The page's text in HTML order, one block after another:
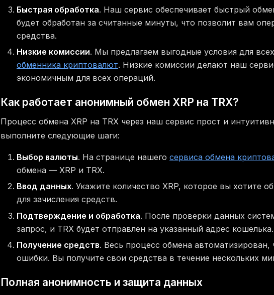
Быстрая обработка. Наш сервис обеспечивает быстрый
будет обработан за считанные минуты, что позволит вам
средства.
Низкие комиссии. Мы предлагаем выгодные условия для
обменника криптовалют. Низкие комиссии делают наш
экономичным для всех операций.
Как работает анонимный обмен XRP на TRX?
Процесс обмена XRP на TRX через наш сервис прост и
выполните следующие шаги:
Выбор валюты. На странице нашего сервиса обмена
обмена — XRP и TRX.
Ввод данных. Укажите количество XRP, которое вы хотите
для зачисления средств.
Подтверждение и обработка. После проверки данных
запрос, и TRX будет отправлен на указанный адрес кошелька.
Получение средств. Весь процесс обмена
ошибки. Вы получите свои средства в течение нескольких
Полная анонимность и защита данных